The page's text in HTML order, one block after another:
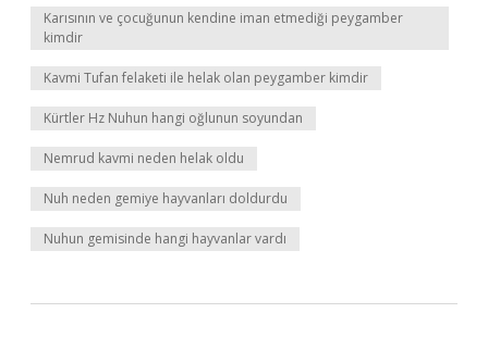
Karısının ve çocuğunun kendine iman etmediği peygamber
kimdir
Kavmi Tufan felaketi ile helak olan peygamber kimdir
Kürtler Hz Nuhun hangi oğlunun soyundan
Nemrud kavmi neden helak oldu
Nuh neden gemiye hayvanları doldurdu
Nuhun gemisinde hangi hayvanlar vardı